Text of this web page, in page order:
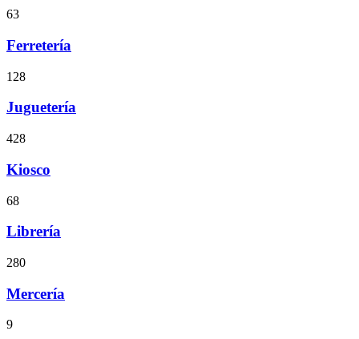
63
Ferretería
128
Juguetería
428
Kiosco
68
Librería
280
Mercería
9